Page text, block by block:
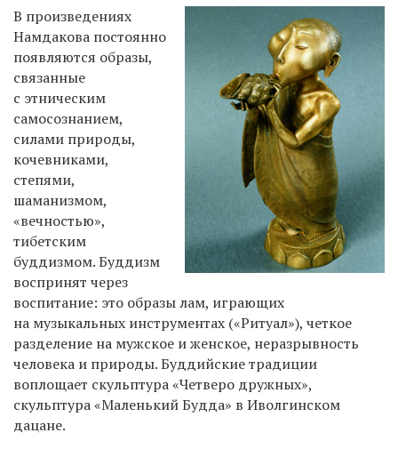
В произведениях
Намдакова постоянно
появляются образы,
связанные
с этническим
самосознанием,
силами природы,
кочевниками,
степями,
шаманизмом,
«вечностью»,
тибетским
буддизмом. Буддизм
воспринят через
воспитание: это образы лам, играющих
на музыкальных инструментах («Ритуал»), четкое
разделение на мужское и женское, неразрывность
человека и природы. Буддийские традиции
воплощает скульптура «Четверо дружных»,
скульптура «Маленький Будда» в Иволгинском
дацане.